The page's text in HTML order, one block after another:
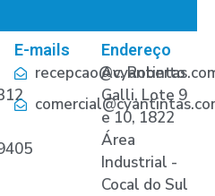
E-mails Endereço
Av. Roberto
Galli, Lote 9
e 10, 1822
Área
Industrial -
Cocal do Sul